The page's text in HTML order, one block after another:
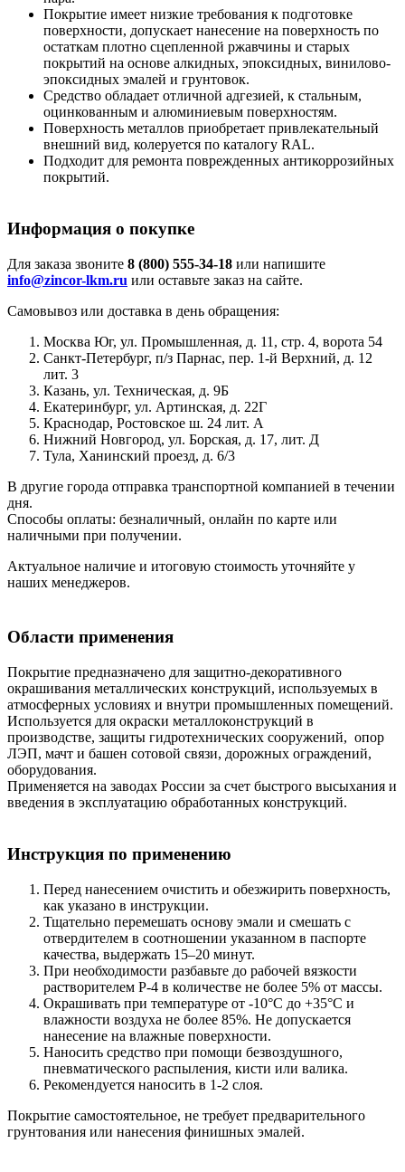
Покрытие имеет низкие требования к подготовке
поверхности, допускает нанесение на поверхность по
остаткам плотно сцепленной ржавчины и старых
покрытий на основе алкидных, эпоксидных, винилово-
эпоксидных эмалей и грунтовок.
Средство обладает отличной адгезией, к стальным,
оцинкованным и алюминиевым поверхностям.
Поверхность металлов приобретает привлекательный
внешний вид, колеруется по каталогу RAL.
Подходит для ремонта поврежденных антикоррозийных
покрытий.
Информация о покупке
Для заказа звоните 8 (800) 555-34-18 или напишите
info@zincor-lkm.ru или оставьте заказ на сайте.
Самовывоз или доставка в день обращения:
Москва Юг, ул. Промышленная, д. 11, стр. 4, ворота 54
Санкт-Петербург, п/з Парнас, пер. 1-й Верхний, д. 12
лит. 3
Казань, ул. Техническая, д. 9Б
Екатеринбург, ул. Артинская, д. 22Г
Краснодар, Ростовское ш. 24 лит. А
Нижний Новгород, ул. Борская, д. 17, лит. Д
Тула, Ханинский проезд, д. 6/3
В другие города отправка транспортной компанией в течении
дня.
Способы оплаты: безналичный, онлайн по карте или
наличными при получении.
Актуальное наличие и итоговую стоимость уточняйте у
наших менеджеров.
Области применения
Покрытие предназначено для защитно-декоративного
окрашивания металлических конструкций, используемых в
атмосферных условиях и внутри промышленных помещений.
Используется для окраски металлоконструкций в
производстве, защиты гидротехнических сооружений, опор
ЛЭП, мачт и башен сотовой связи, дорожных ограждений,
оборудования.
Применяется на заводах России за счет быстрого высыхания и
введения в эксплуатацию обработанных конструкций.
Инструкция по применению
Перед нанесением очистить и обезжирить поверхность,
как указано в инструкции.
Тщательно перемешать основу эмали и смешать с
отвердителем в соотношении указанном в паспорте
качества, выдержать 15–20 минут.
При необходимости разбавьте до рабочей вязкости
растворителем Р-4 в количестве не более 5% от массы.
Окрашивать при температуре от -10°С до +35°С и
влажности воздуха не более 85%. Не допускается
нанесение на влажные поверхности.
Наносить средство при помощи безвоздушного,
пневматического распыления, кисти или валика.
Рекомендуется наносить в 1-2 слоя.
Покрытие самостоятельное, не требует предварительного
грунтования или нанесения финишных эмалей.